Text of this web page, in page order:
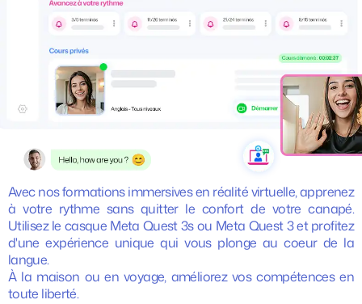
Avec nos formations immersives en réalité virtuelle, apprenez
à votre rythme sans quitter le confort de votre canapé.
Utilisez le casque Meta Quest 3s ou Meta Quest 3 et profitez
d'une expérience unique qui vous plonge au coeur de la
langue.
À la maison ou en voyage, améliorez vos compétences en
toute liberté.